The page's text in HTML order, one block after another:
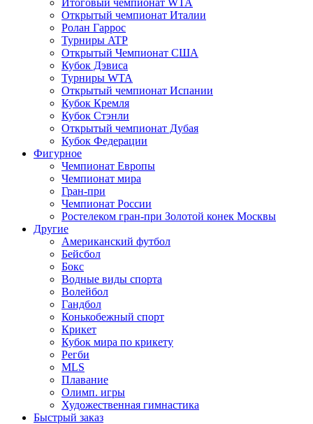
Открытый чемпионат Италии
Ролан Гаррос
Турниры ATP
Открытый Чемпионат США
Кубок Дэвиса
Турниры WTA
Открытый чемпионат Испании
Кубок Кремля
Кубок Стэнли
Открытый чемпионат Дубая
Кубок Федерации
Фигурное
Чемпионат Европы
Чемпионат мира
Гран-при
Чемпионат России
Ростелеком гран-при Золотой конек Москвы
Другие
Американский футбол
Бейсбол
Бокс
Водные виды спорта
Волейбол
Гандбол
Конькобежный спорт
Крикет
Кубок мира по крикету
Регби
MLS
Плавание
Олимп. игры
Художественная гимнастика
Быстрый заказ